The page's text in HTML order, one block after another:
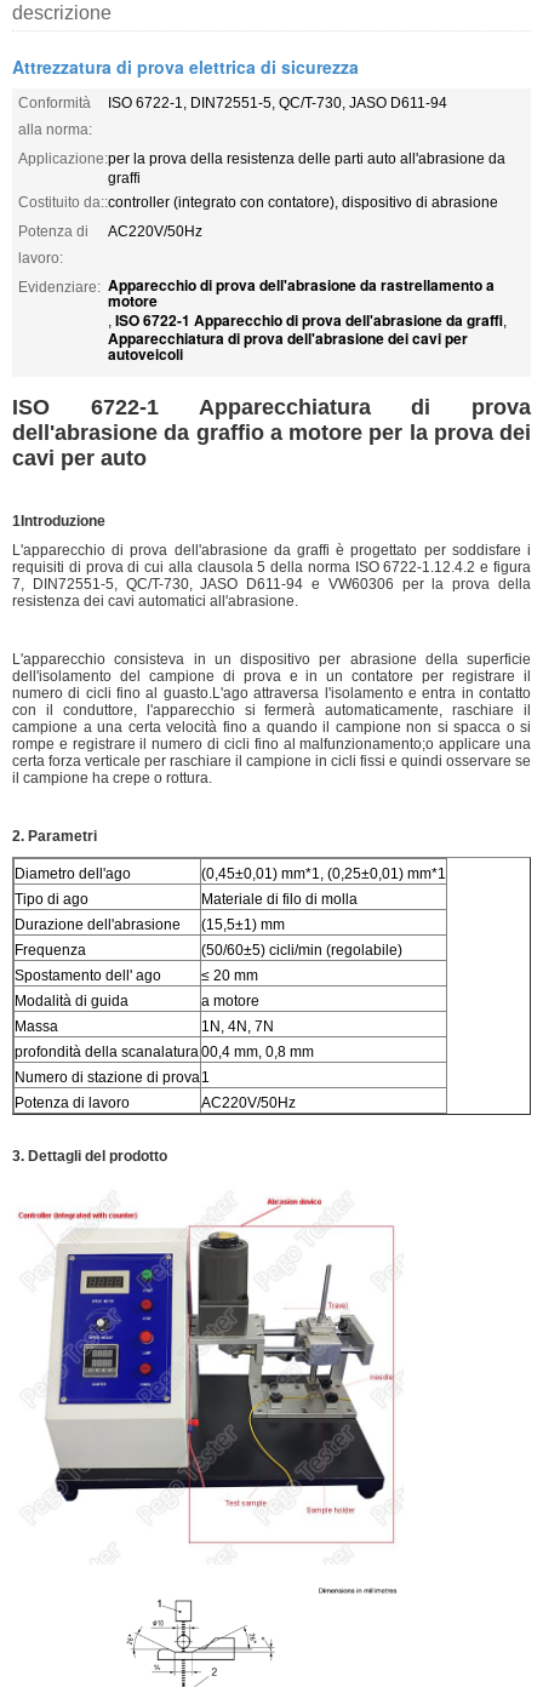
descrizione
Attrezzatura di prova elettrica di sicurezza
Conformità
alla norma:
ISO 6722-1, DIN72551-5, QC/T-730, JASO D611-94
Applicazione:per la prova della resistenza delle parti auto all'abrasione da
graffi
Costituito da::controller (integrato con contatore), dispositivo di abrasione
Potenza di
lavoro:
AC220V/50Hz
Evidenziare: Apparecchio di prova dell'abrasione da rastrellamento a
motore
, ISO 6722-1 Apparecchio di prova dell'abrasione da graffi,
Apparecchiatura di prova dell'abrasione dei cavi per
autoveicoli
ISO 6722-1 Apparecchiatura di prova
dell'abrasione da graffio a motore per la prova dei
cavi per auto
1Introduzione
L'apparecchio di prova dell'abrasione da graffi è progettato per soddisfare i
requisiti di prova di cui alla clausola 5 della norma ISO 6722-1.12.4.2 e figura
7, DIN72551-5, QC/T-730, JASO D611-94 e VW60306 per la prova della
resistenza dei cavi automatici all'abrasione.
L'apparecchio consisteva in un dispositivo per abrasione della superficie
dell'isolamento del campione di prova e in un contatore per registrare il
numero di cicli fino al guasto.L'ago attraversa l'isolamento e entra in contatto
con il conduttore, l'apparecchio si fermerà automaticamente, raschiare il
campione a una certa velocità fino a quando il campione non si spacca o si
rompe e registrare il numero di cicli fino al malfunzionamento;o applicare una
certa forza verticale per raschiare il campione in cicli fissi e quindi osservare se
il campione ha crepe o rottura.
2. Parametri
Diametro dell'ago
(0,45±0,01) mm*1, (0,25±0,01) mm*1
Tipo di ago
Materiale di filo di molla
Durazione dell'abrasione
(15,5±1) mm
Frequenza
(50/60±5) cicli/min (regolabile)
Spostamento dell' ago
≤ 20 mm
Modalità di guida
a motore
Massa
1N, 4N, 7N
profondità della scanalatura00,4 mm, 0,8 mm
Numero di stazione di prova1
Potenza di lavoro
AC220V/50Hz
3. Dettagli del prodotto